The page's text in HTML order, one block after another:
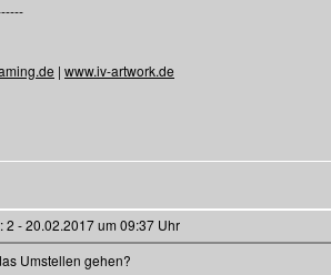
| www.iv-artwork.de
2 - 20.02.2017 um 09:37 Uhr
Umstellen gehen?